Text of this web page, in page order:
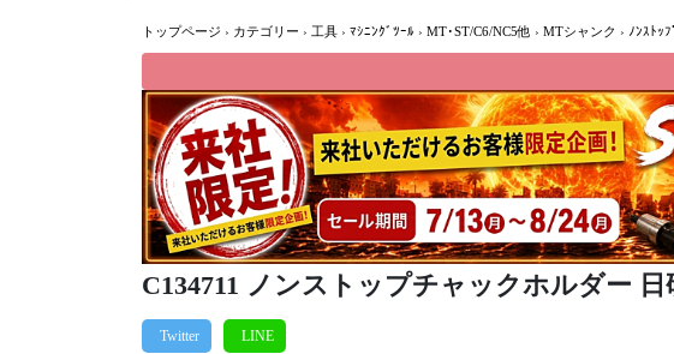
トップページ › カテゴリー › 工具 › ﾏｼﾆﾝｸﾞﾂｰﾙ › MT･ST/C6/NC5他 › MTシャンク › ﾉﾝｽﾄｯ
C134711 ノンストップチャックホルダー 日